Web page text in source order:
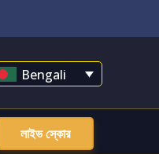
Bengali
লাইভ স্কোর